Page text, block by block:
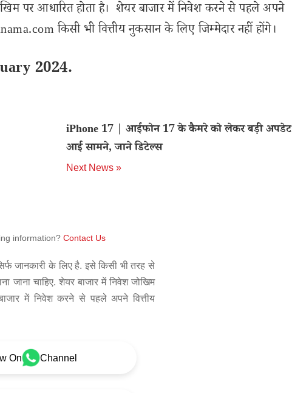
पर आधारित होता है। शेयर बाजार में निवेश करने से पहले अपने
किसी भी वित्तीय नुकसान के लिए जिम्मेदार नहीं होंगे।
2024.
iPhone 17 | आईफोन 17 के कैमरे को लेकर बड़ी अपडेट
आई सामने, जाने डिटेल्स
Next News »
information? Contact Us
जानकारी के लिए है. इसे किसी भी तरह से
जाना चाहिए. शेयर बाजार में निवेश जोखिम
में निवेश करने से पहले अपने वित्तीय
On Channel